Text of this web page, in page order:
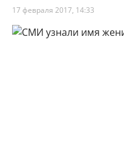
17 февраля 2017, 14:33